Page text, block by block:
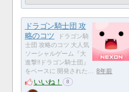
ドラゴン騎士団 攻
略のコツ
ドラゴン騎
士団 攻略のコツ 大人気
ソーシャルゲーム『大
進撃!!ドラゴン騎士団』
をベースに 開発された… 8年前
いいね！ 8